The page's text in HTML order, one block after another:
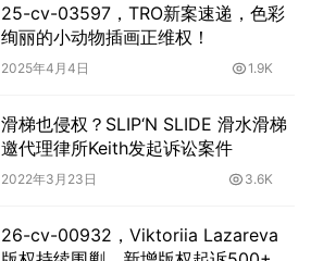
25-cv-03597，TRO新案速递，色彩
绚丽的小动物插画正维权！
2025年4月4日 1.9K
滑梯也侵权？SLIP‘N SLIDE 滑水滑梯
邀代理律所Keith发起诉讼案件
2022年3月23日 3.6K
26-cv-00932，Viktoriia Lazareva